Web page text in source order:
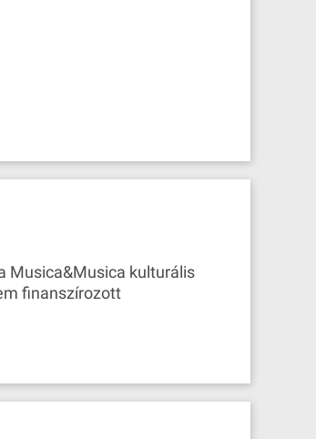
Musica&Musica kulturális
finanszírozott